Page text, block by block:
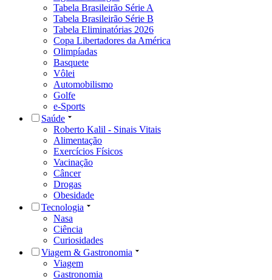
Tabela Brasileirão Série A
Tabela Brasileirão Série B
Tabela Eliminatórias 2026
Copa Libertadores da América
Olimpíadas
Basquete
Vôlei
Automobilismo
Golfe
e-Sports
Saúde
Roberto Kalil - Sinais Vitais
Alimentação
Exercícios Físicos
Vacinação
Câncer
Drogas
Obesidade
Tecnologia
Nasa
Ciência
Curiosidades
Viagem & Gastronomia
Viagem
Gastronomia